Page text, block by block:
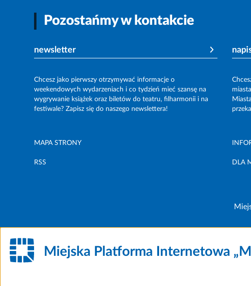
Pozostańmy w kontakcie
newsletter
Chcesz jako pierwszy otrzymywać informacje o
weekendowych wydarzeniach i co tydzień mieć szansę na
wygrywanie książek oraz biletów do teatru, filharmonii i na
festiwale? Zapisz się do naszego newslettera!
MAPA STRONY
RSS DLA
Miejska Platforma Internetowa